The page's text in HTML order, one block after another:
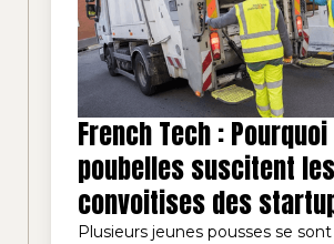
French Tech :
poubelles suscitent les
convoitises des
Plusieurs jeunes pousses se